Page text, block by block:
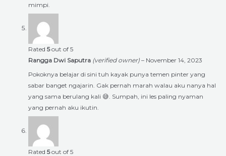
mimpi.
Rated 5out of 5
Rangga Dwi Saputra (verified owner) – November 14, 2023
Pokoknya belajar di sini tuh kayak punya temen pinter yang
sabar banget ngajarin. Gak pernah marah walau aku nanya hal
yang sama berulang kali 😅. Sumpah, ini les paling nyaman
yang pernah aku ikutin.
Rated 5out of 5